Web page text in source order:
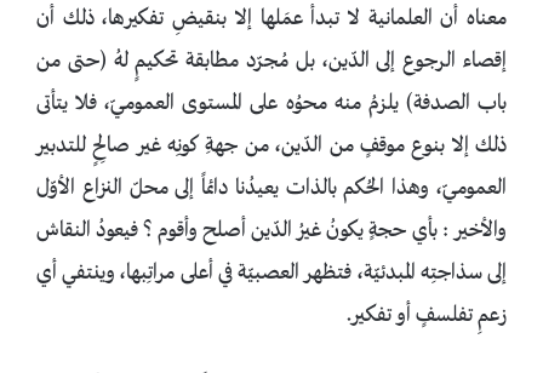
معناه أن العلمانية لا تبدأ عمَلها إلا بنقيضِ تفكيرها، ذلك أن
إقصاء الرجوع إلى الدّين، بل مُجرّد مطابقة تحكيمٍ لهُ (حتى من
باب الصدفة) يلزمُ منه محوُه على المستوى العموميّ، فلا يتأتى
ذلك إلا بنوع موقفٍ من الدّين، من جهةِ كونِه غير صالِحٍ للتدبير
العموميّ، وهذا الحُكم بالذات يعيدُنا دائماً إلى محلّ النزاع الأوّل
والأخير : بأي حجةٍ يكونُ غيرُ الدّين أصلح وأقوم ؟ فيعودُ النقاش
إلى سذاجتِه المبدئيّة، فتظهر العصبيّة في أعلى مراتِبها، وينتفي أي
زعمِ تفلسفٍ أو تفكير.